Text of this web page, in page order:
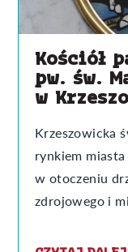
Kościół
pw. św.
w
Krzeszowicka
rynkiem
w otoczeniu
zdrojowego i